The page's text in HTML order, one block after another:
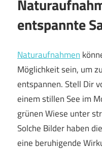
entspannte
Naturaufnahmen
Möglichkeit sein, um
entspannen. Stell Dir
einem stillen See im
grünen Wiese unter
Solche Bilder haben
eine beruhigende